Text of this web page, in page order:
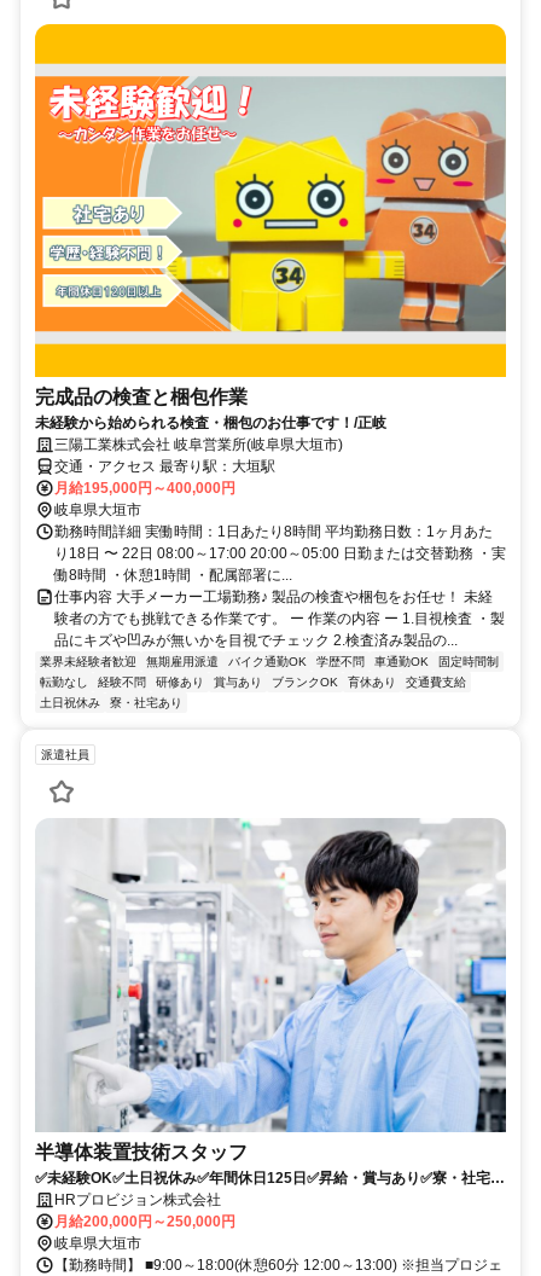
完成品の検査と梱包作業
未経験から始められる検査・梱包のお仕事です！/正岐
三陽工業株式会社 岐阜営業所(岐阜県大垣市)
交通・アクセス 最寄り駅：大垣駅
月給195,000円～400,000円
岐阜県大垣市
勤務時間詳細 実働時間：1日あたり8時間 平均勤務日数：1ヶ月あた
り18日 〜 22日 08:00～17:00 20:00～05:00 日勤または交替勤務 ・実
働8時間 ・休憩1時間 ・配属部署に...
仕事内容 大手メーカー工場勤務♪ 製品の検査や梱包をお任せ！ 未経
験者の方でも挑戦できる作業です。 ー 作業の内容 ー 1.目視検査 ・製
品にキズや凹みが無いかを目視でチェック 2.検査済み製品の...
業界未経験者歓迎 無期雇用派遣 バイク通勤OK 学歴不問 車通勤OK
固定時間制
転勤なし
経験不問 研修あり 賞与あり ブランクOK 育休あり
交通費支給
土日祝休み
寮・社宅あり
派遣社員
半導体装置技術スタッフ
✅未経験OK✅土日祝休み✅年間休日125日✅昇給・賞与あり✅寮・社宅制
度あり✅基礎研修が充実
HRプロビジョン株式会社
月給200,000円～250,000円
岐阜県大垣市
【勤務時間】 ■9:00～18:00(休憩60分 12:00～13:00) ※担当プロジェ